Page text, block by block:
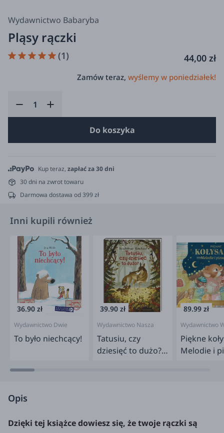
Wydawnictwo Babaryba
Pląsy rączki
(1) 44,00 zł
Zamów teraz, wyślemy w poniedziałek!
Do koszyka
Kup teraz, zapłać za 30 dni
30 dni na zwrot towaru
Darmowa dostawa od 399 zł
Inni kupili również
36.90 zł
Wydawnictwo Dwie
Siostry
To było niechcący!
39.90 zł
Wydawnictwo Nasza
Księgarnia
Tatusiu, czy
dziesięć to dużo?
89.99 zł
Wydawnictwo
Piękne
Melodie i
Opis
Dzięki tej książce dowiesz się, że twoje rączki są